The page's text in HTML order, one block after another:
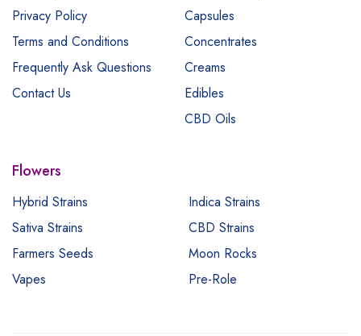
Privacy Policy
Terms and Conditions
Frequently Ask Questions
Contact Us
Capsules
Concentrates
Creams
Edibles
CBD Oils
Flowers
Hybrid Strains
Indica Strains
Sativa Strains
CBD Strains
Farmers Seeds
Moon Rocks
Vapes
Pre-Role